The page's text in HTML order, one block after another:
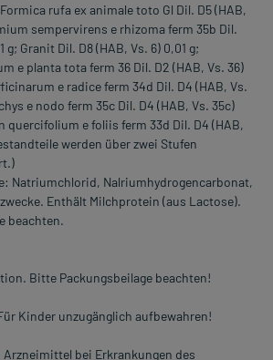
rufa ex animale toto Gl Dil. D5 (HAB,
sempervirens e rhizoma ferm 35b Dil.
g; Granit Dil. D8 (HAB, Vs. 6) 0,01 g;
e planta tota ferm 36 Dil. D2 (HAB, Vs. 36)
e radice ferm 34d Dil. D4 (HAB, Vs.
e nodo ferm 35c Dil. D4 (HAB, Vs. 35c)
quercifolium e foliis ferm 33d Dil. D4 (HAB,
werden über zwei Stufen
Natriumchlorid, Nalriumhydrogencarbonat,
Enthält Milchprotein (aus Lactose).
beachten.
Bitte Packungsbeilage beachten!
Kinder unzugänglich aufbewahren!
bei Erkrankungen des